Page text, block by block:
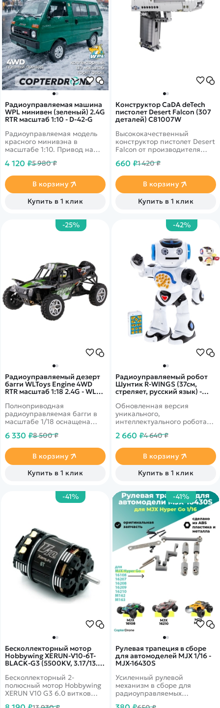
Радиоуправляемая машина
WPL минивен (зеленый) 2.4G
RTR масштаб 1:10 - D-42-G
Радиоуправляемая модель
красного минивэна в
масштабе 1:10. Привод на
работы - до 30-50 минут,
Скорость 10 км/ч.
4 120 ₽5 980 ₽
В корзину
Купить в 1 клик
Конструктор CaDA deTech
пистолет Desert Falcon (307
деталей) C81007W
Высококачественный
конструктор пистолет Desert
Falcon от производителя
стреляет 6 пульками.
660 ₽1 420 ₽
В корзину
Купить в 1 клик
-25%
Радиоуправляемый дезерт
багги WLToys Engine 4WD
RTR масштаб 1:18 2.4G - WLT-
Полноприводная
радиоуправляемая багги в
масштабе 1/18 оснащена
серии 370 и легко
километров в час! Эта
миниатюрная модель
создана для гонок по
бездорожью.
6 330 ₽8 500 ₽
В корзину
Купить в 1 клик
-42%
Радиоуправляемый робот
Шунтик R-WINGS (37см,
стреляет, русский язык) -
Обновленная версия
уникального,
интеллектуального робота
2 660 ₽4 640 ₽
В корзину
Купить в 1 клик
-41%
Бесколлекторный мотор
Hobbywing XERUN-V10-6T-
BLACK-G3 (5500KV, 3.17/13.3,
Бесколлекторный 2-
полюсный мотор Hobbywing
XERUN V10 G3 6.0 витков
-41%
Рулевая трапеция в сборе
для автомоделей MJX 1/16 -
MJX-16430S
Усиленный рулевой
механизм в сборе для
радиоуправляемых